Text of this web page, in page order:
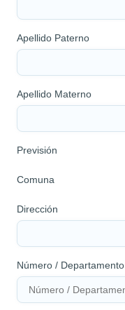
Apellido Paterno
Apellido Materno
Previsión
Comuna
Dirección
Número / Departamento